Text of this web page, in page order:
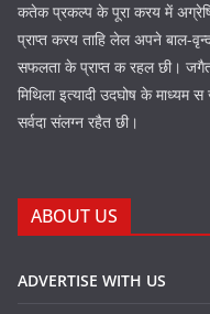
कतेक प्रकल्प के पूरा करय में
प्राप्त करय ताहि लेल अपने बाल-
सफलता के प्राप्त क रहल छी।
मिथिला इत्यादी उदघोष के
सर्वदा संलग्न रहैत छी।
ABOUT US
ADVERTISE WITH US